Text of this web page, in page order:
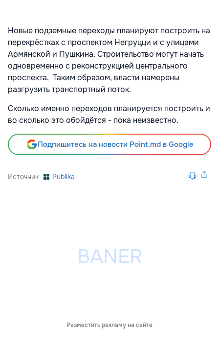
Новые подземные переходы планируют построить на
перекрёстках с проспектом Негруцци и с улицами
Армянской и Пушкина. Строительство могут начать
одновременно с реконструкцией центрального
проспекта. Таким образом, власти намерены
разгрузить транспортный поток.
Сколько именно переходов планируется построить и
во сколько это обойдётся - пока неизвестно.
Подпишитесь на новости Point.md в Google
Источник Publika
Разместить рекламу на сайте